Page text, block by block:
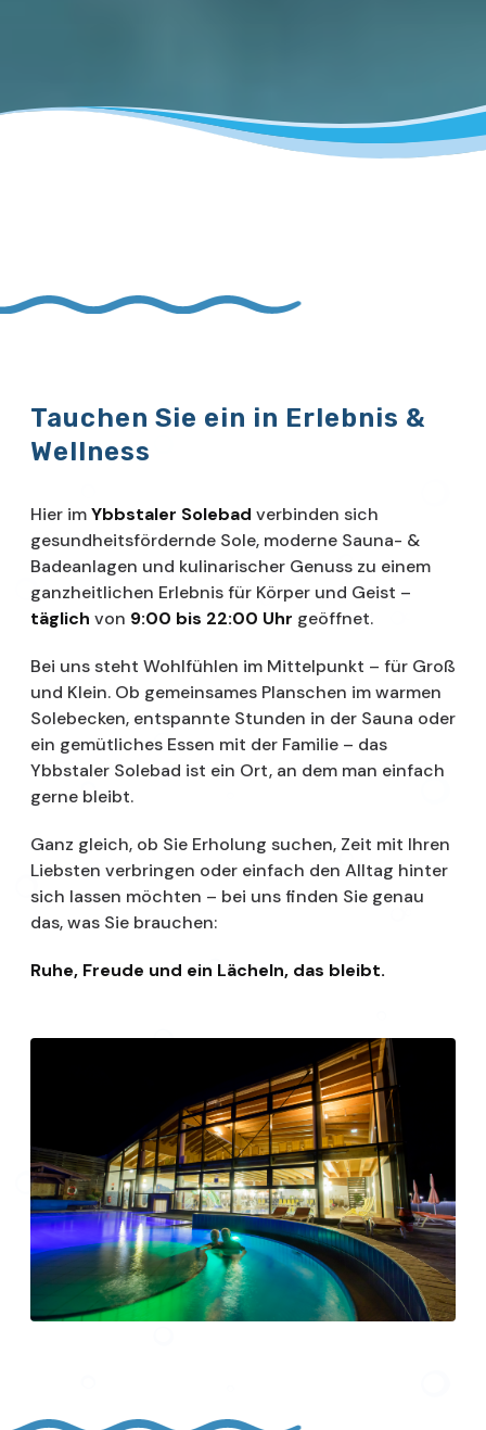
Tauchen Sie ein in Erlebnis &
Wellness
Hier imYbbstaler Solebad verbinden sich
gesundheitsfördernde Sole, moderne Sauna- &
Badeanlagen und kulinarischer Genuss zu einem
ganzheitlichen Erlebnis für Körper und Geist –
täglich von 9:00 bis 22:00 Uhr geöffnet.
Bei uns steht Wohlfühlen im Mittelpunkt – für Groß
und Klein. Ob gemeinsames Planschen im warmen
Solebecken, entspannte Stunden in der Sauna oder
ein gemütliches Essen mit der Familie – das
Ybbstaler Solebad ist ein Ort, an dem man einfach
gerne bleibt.
Ganz gleich, ob Sie Erholung suchen, Zeit mit Ihren
Liebsten verbringen oder einfach den Alltag hinter
sich lassen möchten – bei uns finden Sie genau
das, was Sie brauchen:
Ruhe, Freude und ein Lächeln, das bleibt.